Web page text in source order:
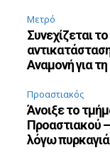
Μετρό
Συνεχίζεται
Αναμονή για
Προαστιακός
Άνοιξε το
Προαστιακού
λόγω